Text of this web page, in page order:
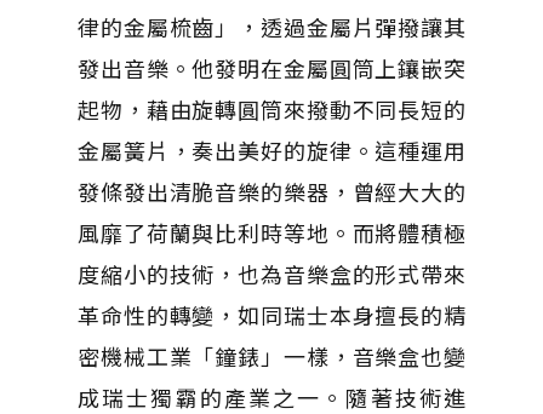
律的金屬梳齒」，透過金屬片彈撥讓其
發出音樂。他發明在金屬圓筒上鑲嵌突
起物，藉由旋轉圓筒來撥動不同長短的
金屬簧片，奏出美好的旋律。這種運用
發條發出清脆音樂的樂器，曾經大大的
風靡了荷蘭與比利時等地。而將體積極
度縮小的技術，也為音樂盒的形式帶來
革命性的轉變，如同瑞士本身擅長的精
密機械工業「鐘錶」一樣，音樂盒也變
成瑞士獨霸的產業之一。隨著技術進